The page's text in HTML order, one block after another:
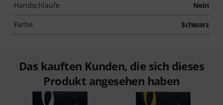
Handschlaufe Nein
Farbe Schwarz
Das kauften Kunden, die sich dieses
Produkt angesehen haben